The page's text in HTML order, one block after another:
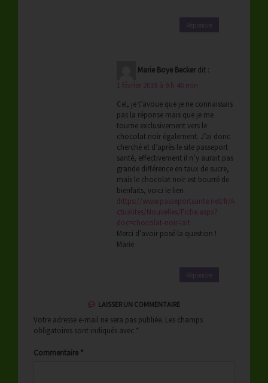
Marie Boye Becker dit :
1 février 2019 à 9 h 46 min
Cel, je t’avoue que je ne connaissais
pas la réponse mais que je me
tourne exclusivement vers le
chocolat noir également. J’ai donc
cherché et d’après le site passeport
santé, effectivement il n’y aurait pas
grande différence en taux de sucre,
mais le chocolat noir est bourré de
bienfaits, voici le lien
:https://www.passeportsante.net/fr/A
ctualites/Nouvelles/Fiche.aspx?
doc=chocolat-noir-lait
Merci d’avoir posé la question !
Marie
LAISSER UN COMMENTAIRE
Votre adresse e-mail ne sera pas publiée. Les champs
obligatoires sont indiqués avec *
Commentaire *